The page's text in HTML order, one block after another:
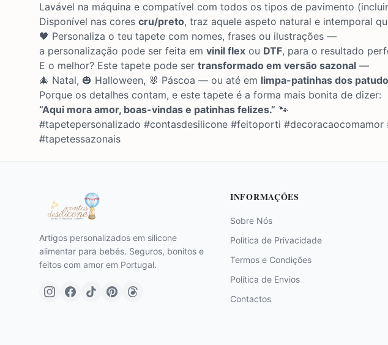
Lavável na máquina e compatível com todos os tipos de pavimento
Disponível nas cores cru/preto, traz aquele aspeto natural e intemporal
🖤 Personaliza o teu tapete com nomes, frases ou ilustrações —
a personalização pode ser feita em vinil flex ou DTF, para o resultado
E o melhor? Este tapete pode ser transformado em versão sazonal —
🎄 Natal, 🎃 Halloween, 🐰 Páscoa — ou até em limpa-patinhas dos
Porque os detalhes contam, e este tapete é a forma mais bonita de dizer:
“Aqui mora amor, boas-vindas e patinhas felizes.” 🐾
#tapetepersonalizado #contasdesilicone #feitoporti
#tapetessazonais
Artigos personalizados em silicone
alimentar para bebés. Seguros, bonitos e
feitos com amor em Portugal.
INFORMAÇÕES
Sobre Nós
Política de Privacidade
Termos e Condições
Política de Envios
Contactos